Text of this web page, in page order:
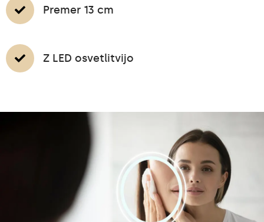
Premer 13 cm
Z LED osvetlitvijo